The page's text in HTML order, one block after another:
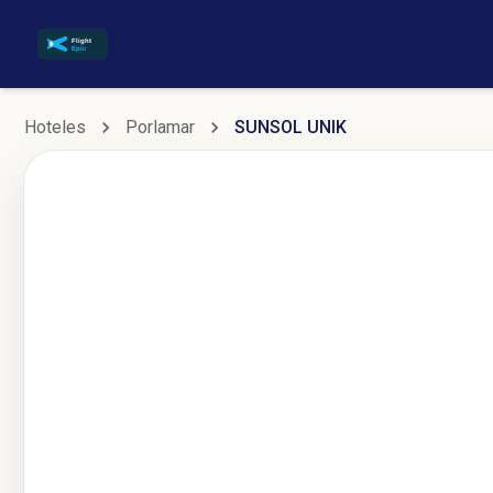
Hoteles Porlamar SUNSOL UNIK